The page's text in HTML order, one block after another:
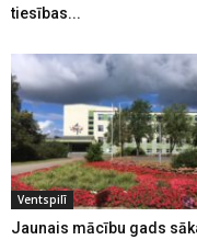
tiesības...
Ventspilī
Jaunais mācību gads